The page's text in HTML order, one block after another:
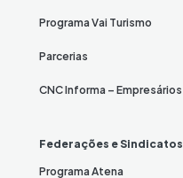
Programa Vai Turismo
Parcerias
CNC Informa – Empresários
Federações e Sindicatos
Programa Atena